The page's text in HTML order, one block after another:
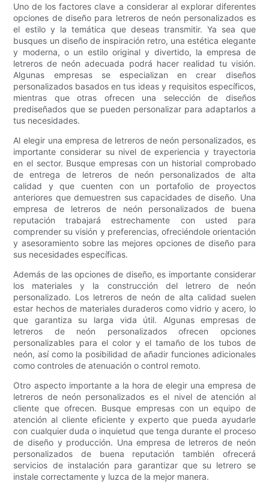
Uno de los factores clave a considerar al explorar diferentes
opciones de diseño para letreros de neón personalizados es
el estilo y la temática que deseas transmitir. Ya sea que
busques un diseño de inspiración retro, una estética elegante
y moderna, o un estilo original y divertido, la empresa de
letreros de neón adecuada podrá hacer realidad tu visión.
Algunas empresas se especializan en crear diseños
personalizados basados ​​en tus ideas y requisitos específicos,
mientras que otras ofrecen una selección de diseños
prediseñados que se pueden personalizar para adaptarlos a
tus necesidades.
Al elegir una empresa de letreros de neón personalizados, es
importante considerar su nivel de experiencia y trayectoria
en el sector. Busque empresas con un historial comprobado
de entrega de letreros de neón personalizados de alta
calidad y que cuenten con un portafolio de proyectos
anteriores que demuestren sus capacidades de diseño. Una
empresa de letreros de neón personalizados de buena
reputación trabajará estrechamente con usted para
comprender su visión y preferencias, ofreciéndole orientación
y asesoramiento sobre las mejores opciones de diseño para
sus necesidades específicas.
Además de las opciones de diseño, es importante considerar
los materiales y la construcción del letrero de neón
personalizado. Los letreros de neón de alta calidad suelen
estar hechos de materiales duraderos como vidrio y acero, lo
que garantiza su larga vida útil. Algunas empresas de
letreros de neón personalizados ofrecen opciones
personalizables para el color y el tamaño de los tubos de
neón, así como la posibilidad de añadir funciones adicionales
como controles de atenuación o control remoto.
Otro aspecto importante a la hora de elegir una empresa de
letreros de neón personalizados es el nivel de atención al
cliente que ofrecen. Busque empresas con un equipo de
atención al cliente eficiente y experto que pueda ayudarle
con cualquier duda o inquietud que tenga durante el proceso
de diseño y producción. Una empresa de letreros de neón
personalizados de buena reputación también ofrecerá
servicios de instalación para garantizar que su letrero se
instale correctamente y luzca de la mejor manera.